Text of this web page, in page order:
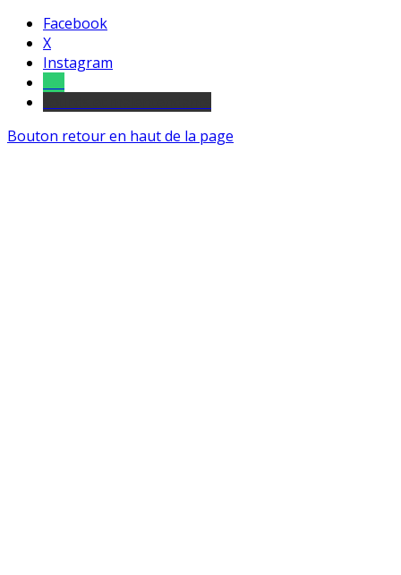
Facebook
X
Instagram
Bouton retour en haut de la page